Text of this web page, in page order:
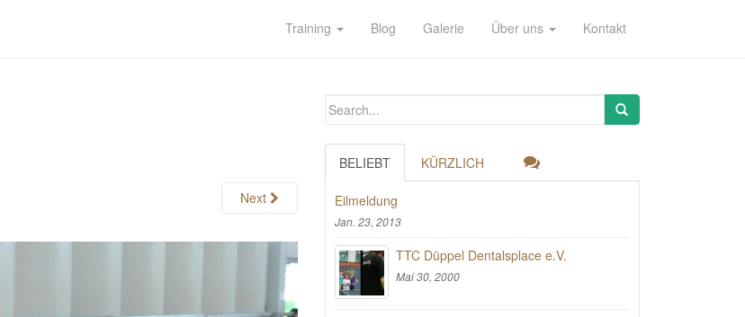
Training Blog Galerie Über uns Kontakt
Next
BELIEBT KÜRZLICH
Eilmeldung
Jan. 23, 2013
TTC Düppel Dentalsplace e.V.
Mai 30, 2000